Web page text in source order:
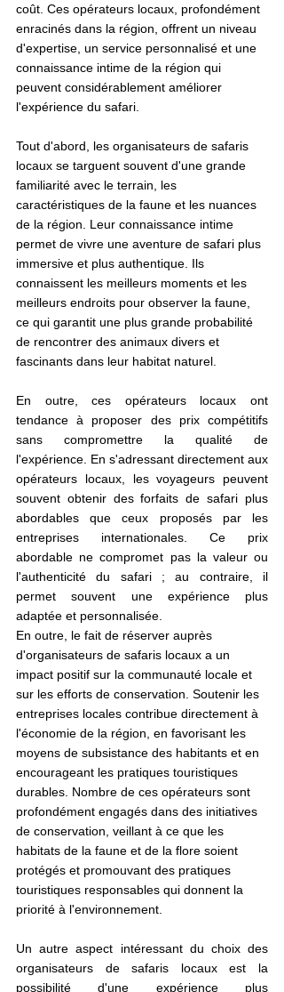
coût. Ces opérateurs locaux, profondément
enracinés dans la région, offrent un niveau
d'expertise, un service personnalisé et une
connaissance intime de la région qui
peuvent considérablement améliorer
l'expérience du safari.
Tout d'abord, les organisateurs de safaris
locaux se targuent souvent d'une grande
familiarité avec le terrain, les
caractéristiques de la faune et les nuances
de la région. Leur connaissance intime
permet de vivre une aventure de safari plus
immersive et plus authentique. Ils
connaissent les meilleurs moments et les
meilleurs endroits pour observer la faune,
ce qui garantit une plus grande probabilité
de rencontrer des animaux divers et
fascinants dans leur habitat naturel.
En outre, ces opérateurs locaux ont
tendance à proposer des prix compétitifs
sans compromettre la qualité de
l'expérience. En s'adressant directement aux
opérateurs locaux, les voyageurs peuvent
souvent obtenir des forfaits de safari plus
abordables que ceux proposés par les
entreprises internationales. Ce prix
abordable ne compromet pas la valeur ou
l'authenticité du safari ; au contraire, il
permet souvent une expérience plus
adaptée et personnalisée.
En outre, le fait de réserver auprès
d'organisateurs de safaris locaux a un
impact positif sur la communauté locale et
sur les efforts de conservation. Soutenir les
entreprises locales contribue directement à
l'économie de la région, en favorisant les
moyens de subsistance des habitants et en
encourageant les pratiques touristiques
durables. Nombre de ces opérateurs sont
profondément engagés dans des initiatives
de conservation, veillant à ce que les
habitats de la faune et de la flore soient
protégés et promouvant des pratiques
touristiques responsables qui donnent la
priorité à l'environnement.
Un autre aspect intéressant du choix des
organisateurs de safaris locaux est la
possibilité d'une expérience plus